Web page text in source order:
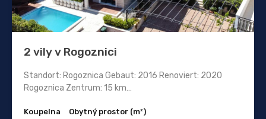
2 vily v Rogoznici
Standort: Rogoznica Gebaut: 2016 Renoviert: 2020
Rogoznica Zentrum: 15 km…
Koupelna
Obytný prostor (m²)